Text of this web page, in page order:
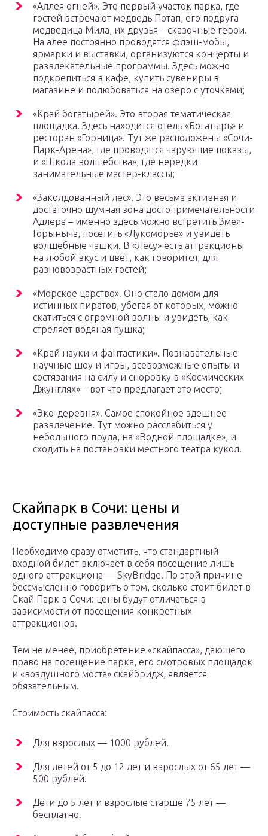
«Аллея огней». Это первый участок парка, где
гостей встречают медведь Потап, его подруга
медведица Мила, их друзья – сказочные герои.
На алее постоянно проводятся флэш-мобы,
ярмарки и выставки, организуются концерты и
развлекательные программы. Здесь можно
подкрепиться в кафе, купить сувениры в
магазине и полюбоваться на озеро с уточками;
«Край богатырей». Это вторая тематическая
площадка. Здесь находится отель «Богатырь» и
ресторан «Горница». Тут же расположены «Сочи-
Парк-Арена», где проводятся чарующие показы,
и «Школа волшебства», где нередки
занимательные мастер-классы;
«Заколдованный лес». Это весьма активная и
достаточно шумная зона достопримечательности
Адлера – именно здесь можно встретить Змея-
Горыныча, посетить «Лукоморье» и увидеть
волшебные чашки. В «Лесу» есть аттракционы
на любой вкус и цвет, как говорится, для
разновозрастных гостей;
«Морское царство». Оно стало домом для
истинных пиратов, убегая от которых, можно
скатиться с огромной волны и увидеть, как
стреляет водяная пушка;
«Край науки и фантастики». Познавательные
научные шоу и игры, всевозможные опыты и
состязания на силу и сноровку в «Космических
Джунглях» – вот что предлагает это место;
«Эко-деревня». Самое спокойное здешнее
развлечение. Тут можно расслабиться у
небольшого пруда, на «Водной площадке», и
сходить на постановки местного театра кукол.
Скайпарк в Сочи: цены и
доступные развлечения
Необходимо сразу отметить, что стандартный
входной билет включает в себя посещение лишь
одного аттракциона — SkyBridge. По этой причине
бессмысленно говорить о том, сколько стоит билет в
Скай Парк в Сочи: цены будут отличаться в
зависимости от посещения конкретных
аттракционов.
Тем не менее, приобретение «скайпасса», дающего
право на посещение парка, его смотровых площадок
и «воздушного моста» скайбридж, является
обязательным.
Стоимость скайпасса:
Для взрослых — 1000 рублей.
Для детей от 5 до 12 лет и взрослых от 65 лет —
500 рублей.
Дети до 5 лет и взрослые старше 75 лет —
бесплатно.